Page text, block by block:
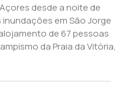
desde a noite de
em São Jorge
de 67 pessoas
da Praia da Vitória,